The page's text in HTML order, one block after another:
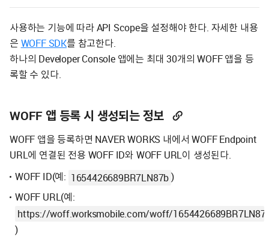
사용하는 기능에 따라 API Scope을 설정해야 한다. 자세한 내용
은 WOFF SDK를 참고한다.
하나의 Developer Console 앱에는 최대 30개의 WOFF 앱을 등
록할 수 있다.
WOFF 앱 등록 시 생성되는 정보
WOFF 앱을 등록하면 NAVER WORKS 내에서 WOFF Endpoint
URL에 연결된 전용 WOFF ID와 WOFF URL이 생성된다.
WOFF ID(예: 1654426689BR7LN87b)
WOFF URL(예:
https://woff.worksmobile.com/woff/
)